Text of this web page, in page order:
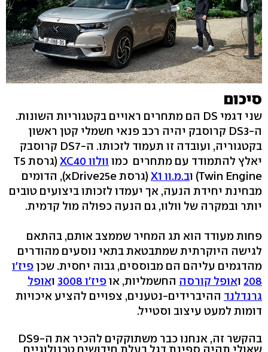
סיכום
שני דגמי DS הם מתחרים ראויים בקטגוריות השונות.
ה-DS3 קרוסבק יהיה רכב פנאי חשמלי קטן ראשון
בקטגוריה, ועובדה זו תעמוד לזכותו. ה-DS7 קרוסבק
יאלץ להתמודד עם מתחרים כמו וולוו XC40
(גרסת T5
Twin Engine) ו
ב.מ.וו X1
(גרסת xDrive25e), הדומים
מבחינת יחידת הנעה, אך יעמדו לזכותו ביצועים טובים
יותר ובמקרה של וולוו, גם הנעה כפולה מול קדמית.
פחות מעודד הוא תג המחיר שממצב אותם, בהתאם
לגישה היוקרתית שמתבטאת בתאי נוסעים מהודרים
מהדגמים עליהם הם מבוססים, גבוה יחסית. שכן פיז'ו
208 ואופל קורסה החשמליות, אופיז'ו 3008 ואופל
גרנדלנד ההיברידים-נטענים, צפויים להציע איכויות
דומות למעט עיצוב וסטייל.
בהקשר זה, אנחנו כבר משתוקקים להכיר את ה-DS9